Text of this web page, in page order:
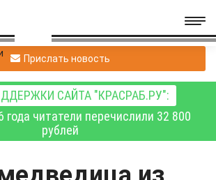
Прислать новость
САЙТА "КРАСРАБ.РУ":
года читатели перечислили 32 800
рублей